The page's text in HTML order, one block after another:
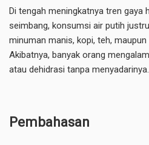
Di tengah meningkatnya tren gaya
seimbang, konsumsi air putih
minuman manis, kopi, teh,
Akibatnya, banyak orang
atau dehidrasi tanpa menyadarinya.
Pembahasan